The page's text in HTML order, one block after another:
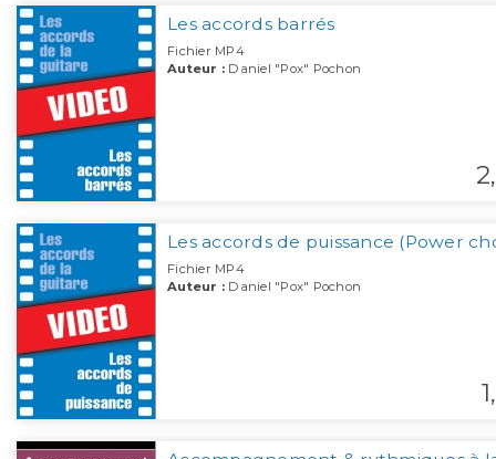
Les accords barrés
Fichier MP4
Auteur : Daniel "Pox" Pochon
2,
Les accords de puissance (Power
Fichier MP4
Auteur : Daniel "Pox" Pochon
1,